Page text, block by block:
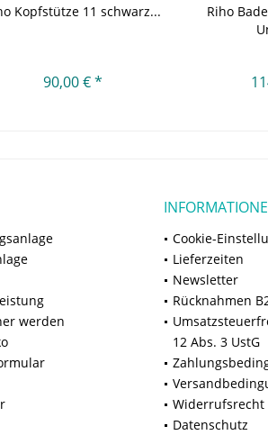
Kopfstütze 11 schwarz...
90,00 € *
Riho
werden
Cookie-
Lieferzeiten
Newsletter
Rücknahmen
12 Abs. 3 UstG
Widerrufsrecht
Datenschutz